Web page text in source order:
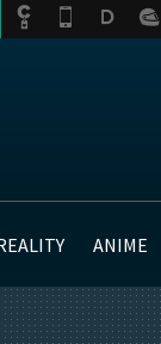
ANIME